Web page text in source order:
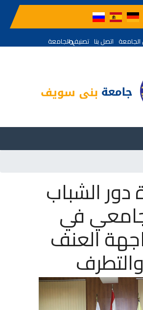
الجامعة اتصل بنا تصنيف الجامعة
دور الشباب
في
العنف
والتطرف